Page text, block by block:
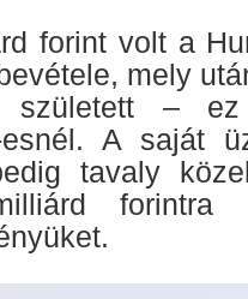
forint volt a
mely
született –
A saját
tavaly
forintra